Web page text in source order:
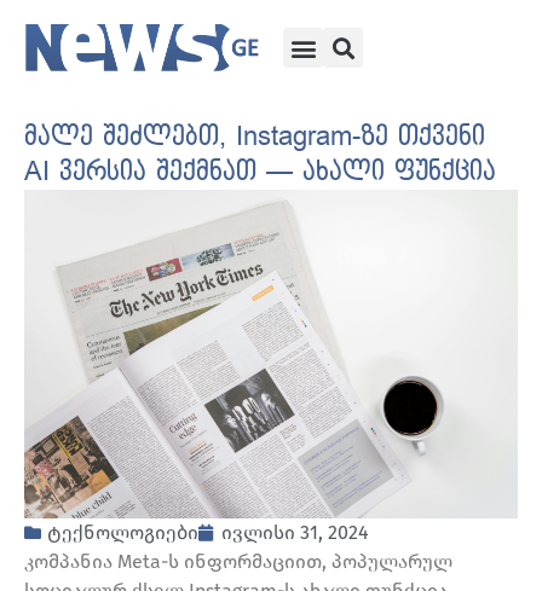
მალე შეძლებთ, Instagram-ზე თქვენი
AI ვერსია შექმნათ — ახალი ფუნქცია
ტექნოლოგიები
ივლისი 31, 2024
კომპანია Meta-ს ინფორმაციით, პოპულარულ